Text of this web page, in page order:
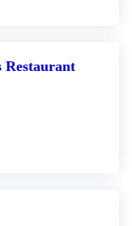
Restaurant